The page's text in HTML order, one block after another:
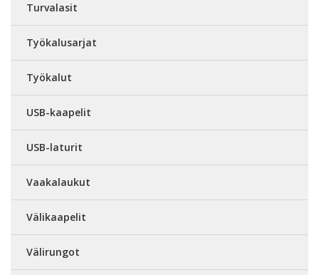
Turvalasit
Työkalusarjat
Työkalut
USB-kaapelit
USB-laturit
Vaakalaukut
Välikaapelit
Välirungot